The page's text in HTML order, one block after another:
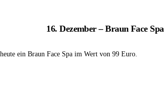
16. Dezember – Braun Face Spa
ein Braun Face Spa im Wert von 99 Euro.